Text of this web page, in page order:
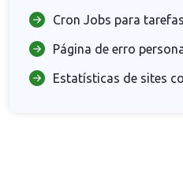
Cron Jobs para
Página de erro
Estatísticas de sites